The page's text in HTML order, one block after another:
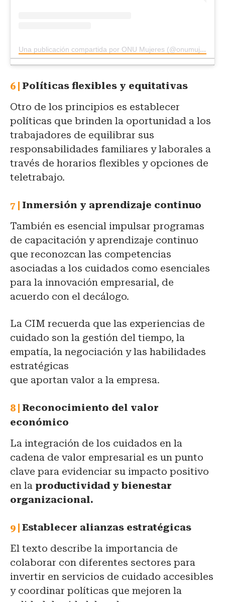
Una publicación compartida por ONU Mujeres (@onumujeres)
Políticas flexibles y equitativas
Otro de los principios es establecer
políticas que brinden la oportunidad a los
trabajadores de equilibrar sus
responsabilidades familiares y laborales a
través de horarios flexibles y opciones de
teletrabajo.
Inmersión y aprendizaje continuo
También es esencial impulsar programas
de capacitación y aprendizaje continuo
que reconozcan las competencias
asociadas a los cuidados como esenciales
para la innovación empresarial, de
acuerdo con el decálogo.
La CIM recuerda que las experiencias de
cuidado son la gestión del tiempo, la
empatía, la negociación y las habilidades
estratégicas
que aportan valor a la empresa.
Reconocimiento del valor
económico
La integración de los cuidados en la
cadena de valor empresarial es un punto
clave para evidenciar su impacto positivo
en la productividad y bienestar
organizacional.
Establecer alianzas estratégicas
El texto describe la importancia de
colaborar con diferentes sectores para
invertir en servicios de cuidado accesibles
y coordinar políticas que mejoren la